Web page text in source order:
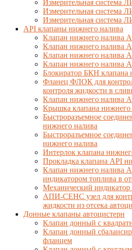
Измерительная система
Измерительная система
Измерительная система
API клапаны нижнего налива
Клапан нижнего налива
Клапан нижнего налива
Клапан нижнего налива
Клапан нижнего налива
Блокиратор БКН клапана
Фланец ФЛОК для
контроля жидкости в
Клапан нижнего налива
Крышка клапана нижнего
Быстроразъемное
нижнего налива
Быстроразъемное
нижнего налива
Интерлок клапана
Прокладка клапана API
Клапан нижнего налива
индикатором топлива в
Механический индикатор
АПИ-СЕНС узел для
жидкости из отсека
Донные клапаны автоцистерн
Клапан донный с
Клапан донный
фланцем